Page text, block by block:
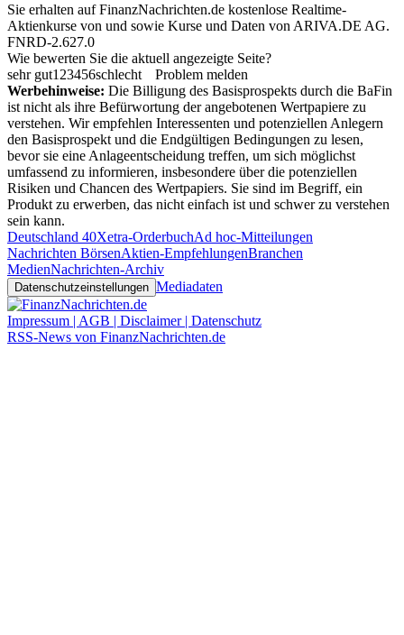
Sie erhalten auf FinanzNachrichten.de kostenlose Realtime-
Aktienkurse von und sowie Kurse und Daten von ARIVA.DE AG.
FNRD-2.627.0
Wie bewerten Sie die aktuell angezeigte Seite?
sehr gut1 23456schlecht
Problem melden
Werbehinweise: Die Billigung des Basisprospekts durch die BaFin
ist nicht als ihre Befürwortung der angebotenen Wertpapiere zu
verstehen. Wir empfehlen Interessenten und potenziellen Anlegern
den Basisprospekt und die Endgültigen Bedingungen zu lesen,
bevor sie eine Anlageentscheidung treffen, um sich möglichst
umfassend zu informieren, insbesondere über die potenziellen
Risiken und Chancen des Wertpapiers. Sie sind im Begriff, ein
Produkt zu erwerben, das nicht einfach ist und schwer zu verstehen
sein kann.
Deutschland 40Xetra-OrderbuchAd hoc-Mitteilungen
Nachrichten BörsenAktien-EmpfehlungenBranchen
MedienNachrichten-Archiv
Datenschutzeinstellungen Mediadaten
Impressum | AGB | Disclaimer | Datenschutz
RSS-News von FinanzNachrichten.de